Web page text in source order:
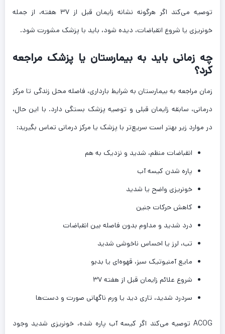
توصیه می‌کند اگر هرگونه نشانه زایمان قبل از ۳۷ هفته، از جمله
خونریزی یا شروع انقباضات، دیده شود، باید با پزشک مشورت شود.
چه زمانی باید به بیمارستان یا پزشک مراجعه
کرد؟
زمان مراجعه به بیمارستان به شرایط بارداری، فاصله محل زندگی تا مرکز
درمانی، سابقه زایمان قبلی و توصیه پزشک بستگی دارد. با این حال،
در موارد زیر بهتر است سریع‌تر با پزشک یا مرکز درمانی تماس بگیرید:
انقباضات منظم، شدید و نزدیک به هم
پاره شدن کیسه آب
خونریزی واضح یا شدید
کاهش حرکات جنین
درد شدید و مداوم بدون فاصله بین انقباضات
تب، لرز یا احساس ناخوشی شدید
مایع آمنیوتیک سبز، قهوه‌ای یا بدبو
شروع علائم زایمان قبل از هفته ۳۷
سردرد شدید، تاری دید یا ورم ناگهانی صورت و دست‌ها
ACOG توصیه می‌کند اگر کیسه آب پاره شده، خونریزی شدید وجود